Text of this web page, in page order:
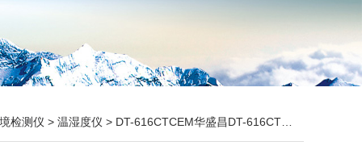
检测仪 > 温湿度仪 > DT-616CTCEM华盛昌DT-616CT专业温湿度仪